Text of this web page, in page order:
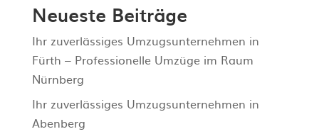
Neueste Beiträge
Ihr zuverlässiges Umzugsunternehmen in
Fürth – Professionelle Umzüge im Raum
Nürnberg
Ihr zuverlässiges Umzugsunternehmen in
Abenberg